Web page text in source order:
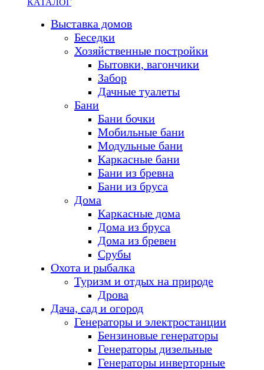
КАТАЛОГ
Выставка домов
Беседки
Хозяйственные постройки
Бытовки, вагончики
Забор
Дачные туалеты
Бани
Бани бочки
Мобильные бани
Модульные бани
Каркасные бани
Бани из бревна
Бани из бруса
Дома
Каркасные дома
Дома из бруса
Дома из бревен
Срубы
Охота и рыбалка
Туризм и отдых на природе
Дрова
Дача, сад и огород
Генераторы и электростанции
Бензиновые генераторы
Генераторы дизельные
Генераторы инверторные